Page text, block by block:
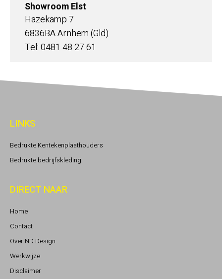
Showroom Elst
Hazekamp 7
6836BA Arnhem (Gld)
Tel: 0481 48 27 61
LINKS
Bedrukte Kentekenplaathouders
Bedrukte bedrijfskleding
DIRECT NAAR
Home
Contact
Over ND Design
Werkwijze
Disclaimer